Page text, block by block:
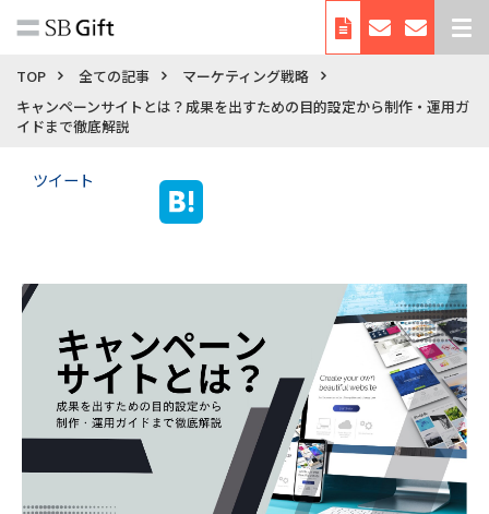
デジタルギフトとは
サービス紹介
会社概要
TOP 全ての記事
マーケティング戦略
キャンペーンサイトとは？成果を出すための目的設定から制作・運用ガ
イドまで徹底解説
ツイート